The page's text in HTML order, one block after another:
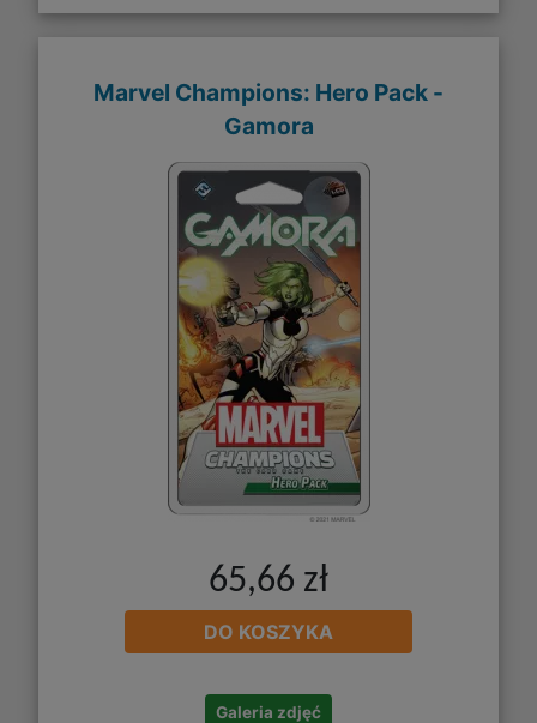
Marvel Champions: Hero Pack -
Gamora
65,66 zł
DO KOSZYKA
Galeria zdjęć